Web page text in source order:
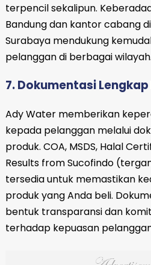
terpencil sekalipun.
Bandung dan kantor cabang
Surabaya mendukung
pelanggan di berbagai wilayah.
7. Dokumentasi
Ady Water memberikan
kepada pelanggan melalui
produk. COA, MSDS, Halal
Results from Sucofindo
tersedia untuk memastikan
produk yang Anda beli.
bentuk transparansi dan
terhadap kepuasan